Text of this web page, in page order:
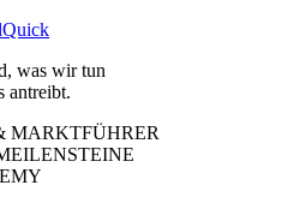
was wir tun
antreibt.
MARKTFÜHRER